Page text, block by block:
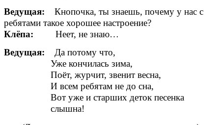
Ведущая:
Кнопочка, ты знаешь, почему у нас с
ребятами такое хорошее настроение?
Клёпа:
Неет, не знаю…
Ведущая:
Да потому что,
Уже кончилась зима,
Поёт, журчит, звенит весна,
И всем ребятам не до сна,
Вот уже и старших деток песенка
слышна!